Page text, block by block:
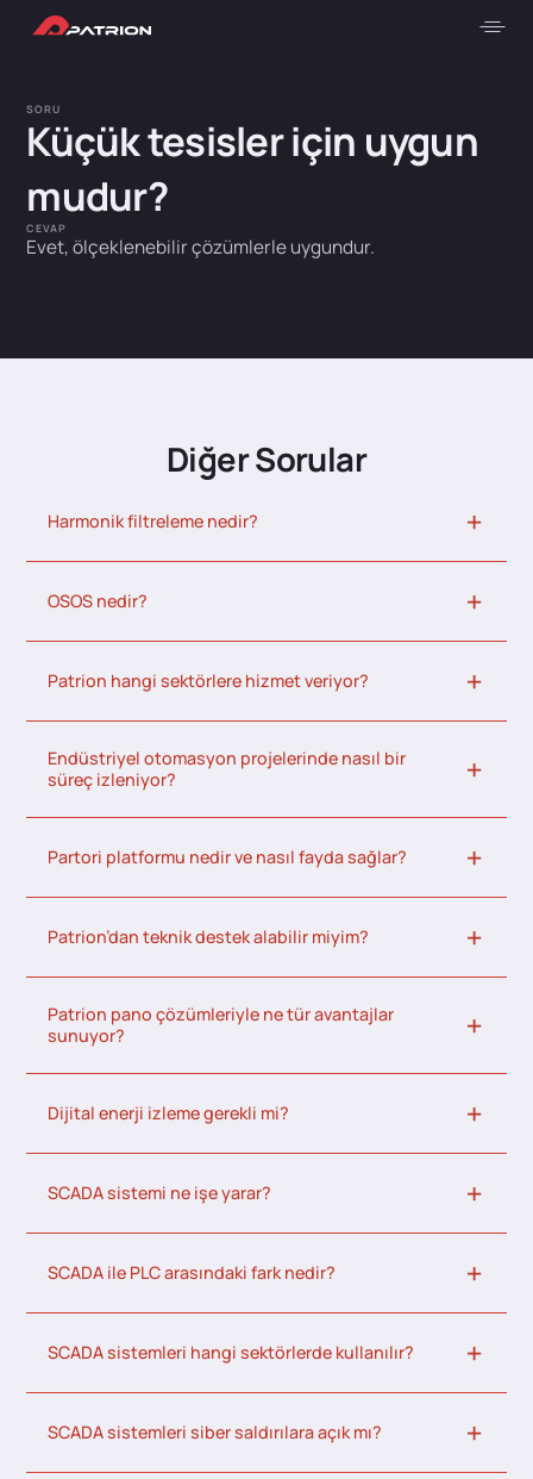
SORU
Küçük tesisler için uygun
mudur?
CEVAP
Evet, ölçeklenebilir çözümlerle uygundur.
Diğer Sorular
Harmonik filtreleme nedir?
OSOS nedir?
Patrion hangi sektörlere hizmet veriyor?
Endüstriyel otomasyon projelerinde nasıl bir
süreç izleniyor?
Partori platformu nedir ve nasıl fayda sağlar?
Patrion’dan teknik destek alabilir miyim?
Patrion pano çözümleriyle ne tür avantajlar
sunuyor?
Dijital enerji izleme gerekli mi?
SCADA sistemi ne işe yarar?
SCADA ile PLC arasındaki fark nedir?
SCADA sistemleri hangi sektörlerde kullanılır?
SCADA sistemleri siber saldırılara açık mı?